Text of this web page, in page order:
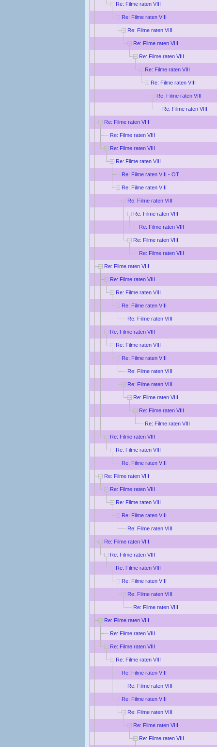
Re: Filme raten VIII
Re: Filme raten VIII
Re: Filme raten VIII
Re: Filme raten VIII
Re: Filme raten VIII
Re: Filme raten VIII
Re: Filme raten VIII
Re: Filme raten VIII
Re: Filme raten VIII
Re: Filme raten VIII
Re: Filme raten VIII
Re: Filme raten VIII
Re: Filme raten VIII
Re: Filme raten VIII - OT
Re: Filme raten VIII
Re: Filme raten VIII
Re: Filme raten VIII
Re: Filme raten VIII
Re: Filme raten VIII
Re: Filme raten VIII
Re: Filme raten VIII
Re: Filme raten VIII
Re: Filme raten VIII
Re: Filme raten VIII
Re: Filme raten VIII
Re: Filme raten VIII
Re: Filme raten VIII
Re: Filme raten VIII
Re: Filme raten VIII
Re: Filme raten VIII
Re: Filme raten VIII
Re: Filme raten VIII
Re: Filme raten VIII
Re: Filme raten VIII
Re: Filme raten VIII
Re: Filme raten VIII
Re: Filme raten VIII
Re: Filme raten VIII
Re: Filme raten VIII
Re: Filme raten VIII
Re: Filme raten VIII
Re: Filme raten VIII
Re: Filme raten VIII
Re: Filme raten VIII
Re: Filme raten VIII
Re: Filme raten VIII
Re: Filme raten VIII
Re: Filme raten VIII
Re: Filme raten VIII
Re: Filme raten VIII
Re: Filme raten VIII
Re: Filme raten VIII
Re: Filme raten VIII
Re: Filme raten VIII
Re: Filme raten VIII
Re: Filme raten VIII
Re: Filme raten VIII